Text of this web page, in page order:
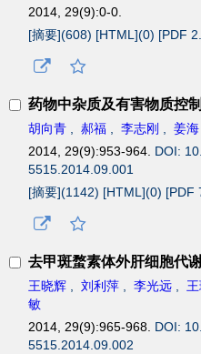
2014, 29(9):0-0.
[摘要](608) [HTML](0) [PDF
药物中杂质及有害物质控
胡向青 , 郝福 , 李志刚 , 姜海
2014, 29(9):953-964. DOI:
5515.2014.09.001
[摘要](1142) [HTML](0) [PDF
去甲斑蝥素体外肝细胞代
王晓辉 , 刘利萍 , 李光远 ,
敏
2014, 29(9):965-968. DOI:
5515.2014.09.002